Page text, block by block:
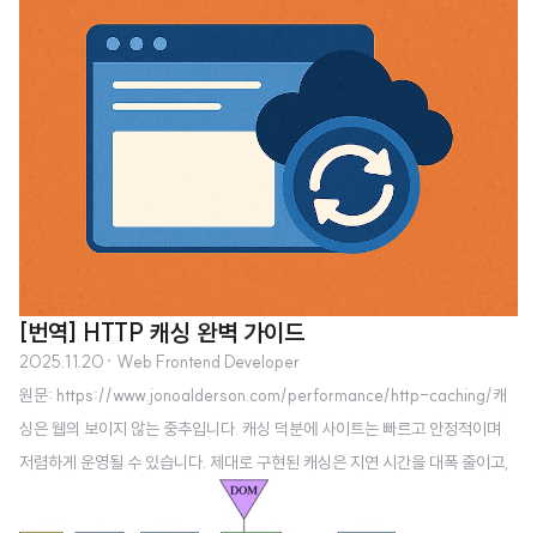
[번역] HTTP 캐싱 완벽 가이드
2025.11.20 · Web Frontend Developer
원문: https://www.jonoalderson.com/performance/http-caching/캐
싱은 웹의 보이지 않는 중추입니다. 캐싱 덕분에 사이트는 빠르고 안정적이며
저렴하게 운영될 수 있습니다. 제대로 구현된 캐싱은 지연 시간을 대폭 줄이고,
서버 부하를 감소시키며, 취약한 인프라도 갑작스러운 트래픽 급증을 견딜 수